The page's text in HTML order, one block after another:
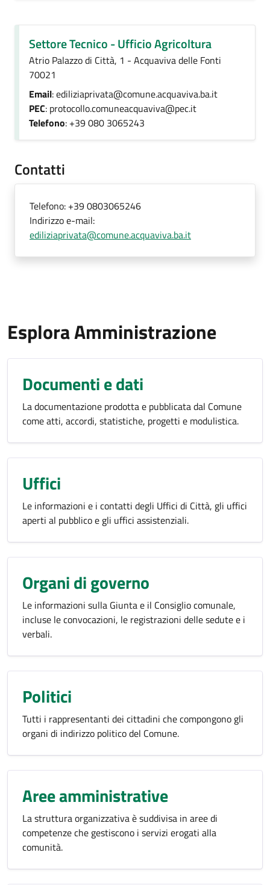
Settore Tecnico - Ufficio Agricoltura
Atrio Palazzo di Città, 1 - Acquaviva delle Fonti
70021
Email: ediliziaprivata@comune.acquaviva.ba.it
PEC: protocollo.comuneacquaviva@pec.it
Telefono: +39 080 3065243
Contatti
Telefono: +39 0803065246
Indirizzo e-mail:
ediliziaprivata@comune.acquaviva.ba.it
Esplora Amministrazione
Documenti e dati
La documentazione prodotta e pubblicata dal Comune
come atti, accordi, statistiche, progetti e modulistica.
Uffici
Le informazioni e i contatti degli Uffici di Città, gli uffici
aperti al pubblico e gli uffici assistenziali.
Organi di governo
Le informazioni sulla Giunta e il Consiglio comunale,
incluse le convocazioni, le registrazioni delle sedute e i
verbali.
Politici
Tutti i rappresentanti dei cittadini che compongono gli
organi di indirizzo politico del Comune.
Aree amministrative
La struttura organizzativa è suddivisa in aree di
competenze che gestiscono i servizi erogati alla
comunità.